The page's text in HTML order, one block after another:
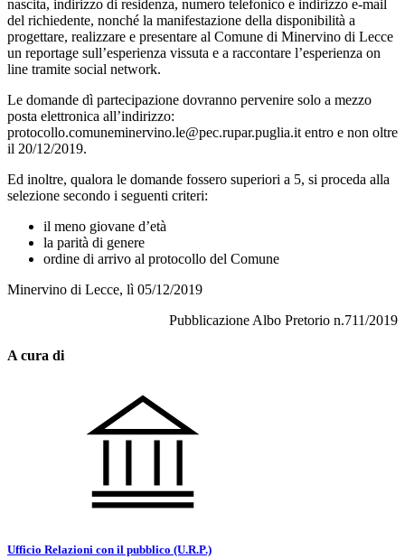
nascita, indirizzo di residenza, numero telefonico e indirizzo e-mail
del richiedente, nonché la manifestazione della disponibilità a
progettare, realizzare e presentare al Comune di Minervino di Lecce
un reportage sull’esperienza vissuta e a raccontare l’esperienza on
line tramite social network.
Le domande dì partecipazione dovranno pervenire solo a mezzo
posta elettronica all’indirizzo:
protocollo.comuneminervino.le@pec.rupar.puglia.it entro e non oltre
il 20/12/2019.
Ed inoltre, qualora le domande fossero superiori a 5, si proceda alla
selezione secondo i seguenti criteri:
il meno giovane d’età
la parità di genere
ordine di arrivo al protocollo del Comune
Minervino di Lecce, lì 05/12/2019
Pubblicazione Albo Pretorio n.711/2019
A cura di
Ufficio Relazioni con il pubblico (U.R.P.)